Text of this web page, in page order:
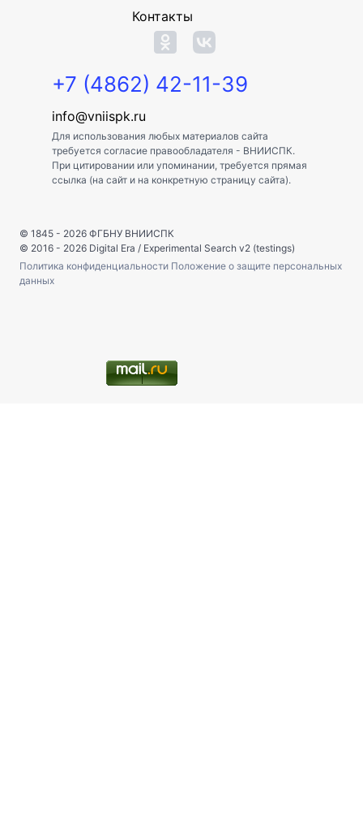
Контакты
+7 (4862) 42-11-39
info@vniispk.ru
Для использования любых материалов сайта
требуется согласие правообладателя - ВНИИСПК.
При цитировании или упоминании, требуется прямая
ссылка (на сайт и на конкретную страницу сайта).
© 1845 - 2026 ФГБНУ ВНИИСПК
© 2016 - 2026 Digital Era / Experimental Search v2 (testings)
Политика конфиденциальности Положение о защите персональных
данных